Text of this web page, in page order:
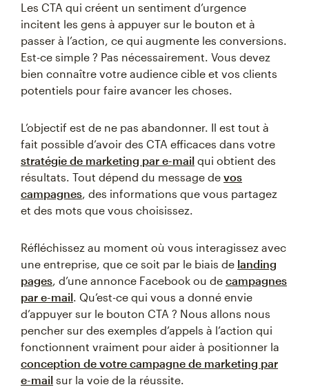
Les CTA qui créent un sentiment d’urgence
incitent les gens à appuyer sur le bouton et à
passer à l’action, ce qui augmente les conversions.
Est-ce simple ? Pas nécessairement. Vous devez
bien connaître votre audience cible et vos clients
potentiels pour faire avancer les choses.
L’objectif est de ne pas abandonner. Il est tout à
fait possible d’avoir des CTA efficaces dans votre
stratégie de marketing par e-mail qui obtient des
résultats. Tout dépend du message de vos
campagnes, des informations que vous partagez
et des mots que vous choisissez.
Réfléchissez au moment où vous interagissez avec
une entreprise, que ce soit par le biais de landing
pages, d’une annonce Facebook ou de campagnes
par e-mail. Qu’est-ce qui vous a donné envie
d’appuyer sur le bouton CTA ? Nous allons nous
pencher sur des exemples d’appels à l’action qui
fonctionnent vraiment pour aider à positionner la
conception de votre campagne de marketing par
e-mail sur la voie de la réussite.